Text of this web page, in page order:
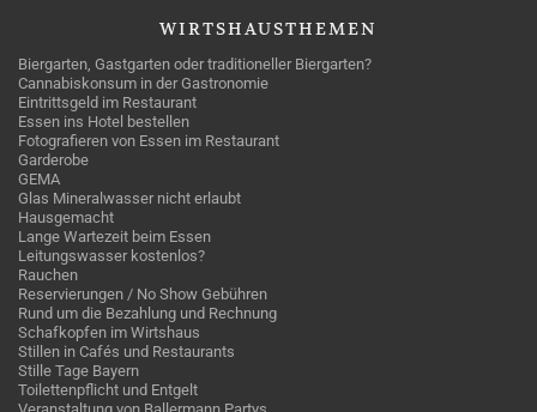
WIRTSHAUSTHEMEN
Biergarten, Gastgarten oder traditioneller Biergarten?
Cannabiskonsum in der Gastronomie
Eintrittsgeld im Restaurant
Essen ins Hotel bestellen
Fotografieren von Essen im Restaurant
Garderobe
GEMA
Glas Mineralwasser nicht erlaubt
Hausgemacht
Lange Wartezeit beim Essen
Leitungswasser kostenlos?
Rauchen
Reservierungen / No Show Gebühren
Rund um die Bezahlung und Rechnung
Schafkopfen im Wirtshaus
Stillen in Cafés und Restaurants
Stille Tage Bayern
Toilettenpflicht und Entgelt